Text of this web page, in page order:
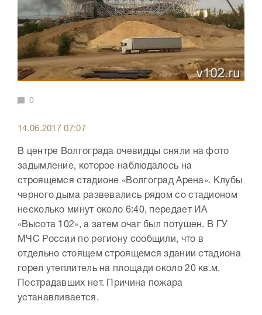
0
14.06.2017 07:07
В центре Волгограда очевидцы сняли на фото
задымление, которое наблюдалось на
строящемся стадионе «Волгоград Арена». Клубы
черного дыма развевались рядом со стадионом
несколько минут около 6:40, передает ИА
«Высота 102», а затем очаг был потушен. В ГУ
МЧС России по региону сообщили, что в
отдельно стоящем строящемся здании стадиона
горел утеплитель на площади около 20 кв.м.
Пострадавших нет. Причина пожара
устанавливается.